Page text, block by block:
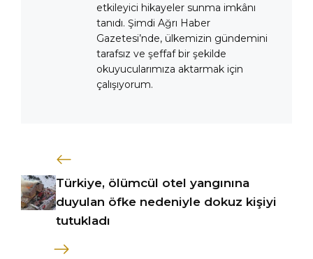
etkileyici hikayeler sunma imkânı
tanıdı. Şimdi Ağrı Haber
Gazetesi’nde, ülkemizin gündemini
tarafsız ve şeffaf bir şekilde
okuyucularımıza aktarmak için
çalışıyorum.
Türkiye, ölümcül otel yangınına
duyulan öfke nedeniyle dokuz kişiyi
tutukladı